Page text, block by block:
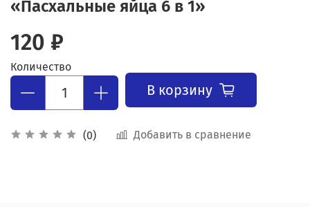
«Пасхальные яйца 6 в 1»
(0) Добавить в сравнение
120 ₽
Количество
В корзину